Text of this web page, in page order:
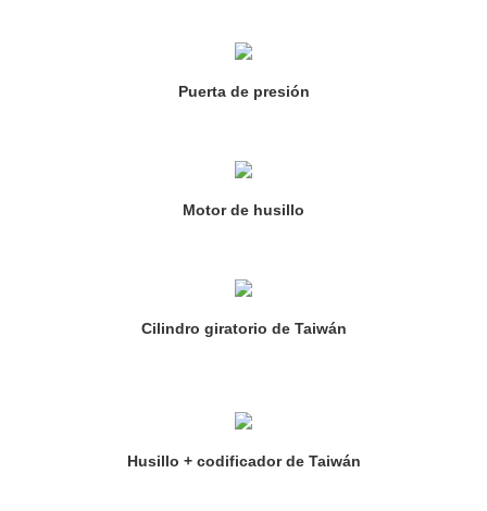
Puerta de presión
Motor de husillo
Cilindro giratorio de Taiwán
Husillo + codificador de Taiwán